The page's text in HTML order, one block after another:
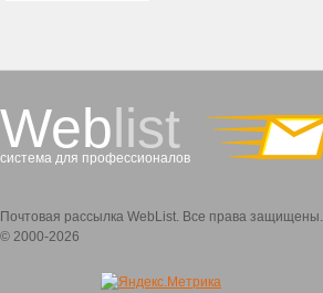
Weblist
система для профессионалов
Почтовая рассылка WebList. Все права защищены.
© 2000-2026